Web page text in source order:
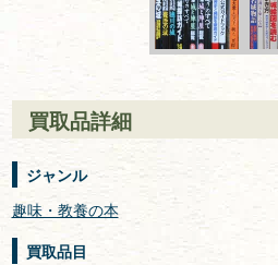
買取品詳細
ジャンル
趣味・教養の本
買取品目